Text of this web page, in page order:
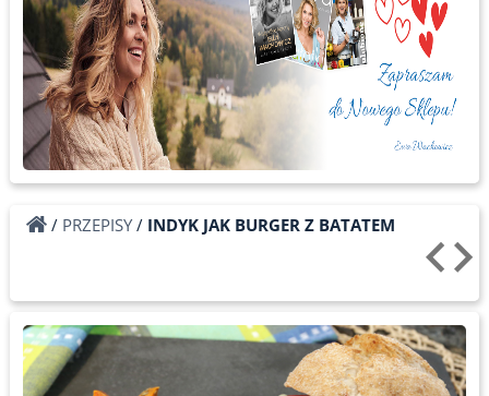
/ PRZEPISY/ INDYK JAK BURGER Z BATATEM